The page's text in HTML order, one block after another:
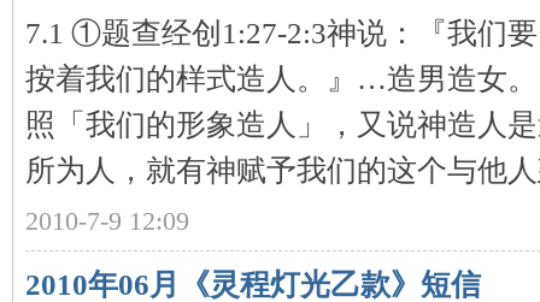
7.1 ①题查经创1:27-2:3神说：『我们
按着我们的样式造人。』…造男造女
照「我们的形象造人」，又说神造人
所为人，就有神赋予我们的这个与他
2010-7-9 12:09
2010年06月《灵程灯光乙款》短信